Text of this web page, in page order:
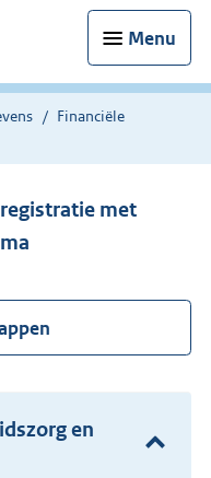
Menu
Financiële
met
en